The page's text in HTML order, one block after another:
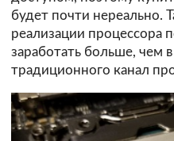
будет почти нереально.
реализации процессора
заработать больше, чем
традиционного канал